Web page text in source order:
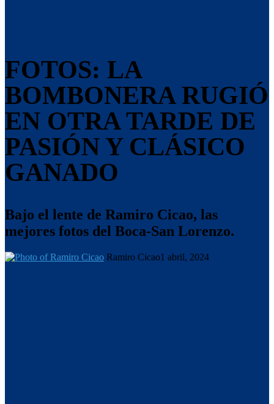
FOTOS: LA
BOMBONERA RUGIÓ
EN OTRA TARDE DE
PASIÓN Y CLÁSICO
GANADO
Bajo el lente de Ramiro Cicao, las
mejores fotos del Boca-San Lorenzo.
Ramiro Cicao1 abril, 2024